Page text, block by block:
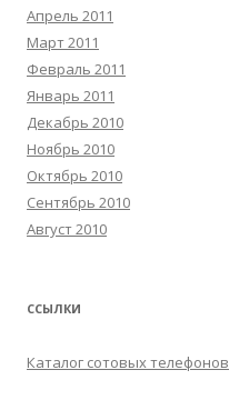
Апрель 2011
Март 2011
Февраль 2011
Январь 2011
Декабрь 2010
Ноябрь 2010
Октябрь 2010
Сентябрь 2010
Август 2010
ССЫЛКИ
Каталог сотовых телефонов